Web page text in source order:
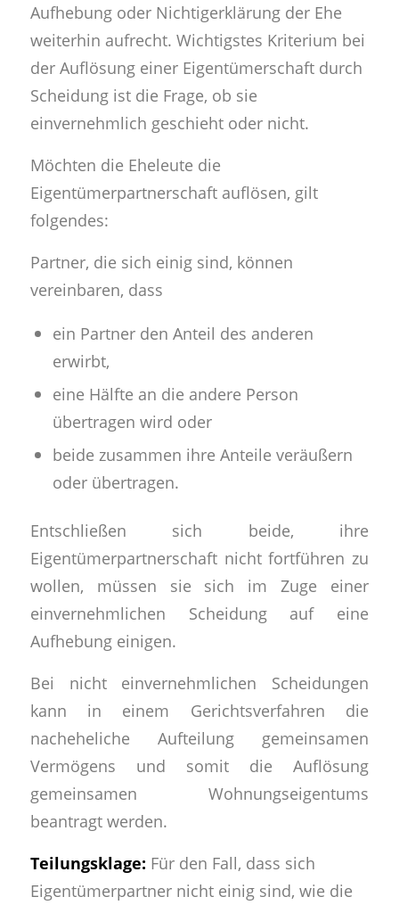
Aufhebung oder Nichtigerklärung der Ehe
weiterhin aufrecht. Wichtigstes Kriterium bei
der Auflösung einer Eigentümerschaft durch
Scheidung ist die Frage, ob sie
einvernehmlich geschieht oder nicht.
Möchten die Eheleute die
Eigentümerpartnerschaft auflösen, gilt
folgendes:
Partner, die sich einig sind, können
vereinbaren, dass
ein Partner den Anteil des anderen
erwirbt,
eine Hälfte an die andere Person
übertragen wird oder
beide zusammen ihre Anteile veräußern
oder übertragen.
Entschließen sich beide, ihre
Eigentümerpartnerschaft nicht fortführen zu
wollen, müssen sie sich im Zuge einer
einvernehmlichen Scheidung auf eine
Aufhebung einigen.
Bei nicht einvernehmlichen Scheidungen
kann in einem Gerichtsverfahren die
nacheheliche Aufteilung gemeinsamen
Vermögens und somit die Auflösung
gemeinsamen Wohnungseigentums
beantragt werden.
Teilungsklage: Für den Fall, dass sich
Eigentümerpartner nicht einig sind, wie die